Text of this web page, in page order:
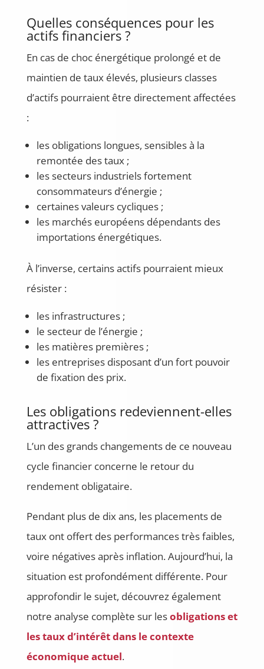
Quelles conséquences pour les
actifs financiers ?
En cas de choc énergétique prolongé et de
maintien de taux élevés, plusieurs classes
d’actifs pourraient être directement affectées
:
les obligations longues, sensibles à la
remontée des taux ;
les secteurs industriels fortement
consommateurs d’énergie ;
certaines valeurs cycliques ;
les marchés européens dépendants des
importations énergétiques.
À l’inverse, certains actifs pourraient mieux
résister :
les infrastructures ;
le secteur de l’énergie ;
les matières premières ;
les entreprises disposant d’un fort pouvoir
de fixation des prix.
Les obligations redeviennent-elles
attractives ?
L’un des grands changements de ce nouveau
cycle financier concerne le retour du
rendement obligataire.
Pendant plus de dix ans, les placements de
taux ont offert des performances très faibles,
voire négatives après inflation. Aujourd’hui, la
situation est profondément différente. Pour
approfondir le sujet, découvrez également
notre analyse complète sur lesobligations et
les taux d’intérêt dans le contexte
économique actuel.